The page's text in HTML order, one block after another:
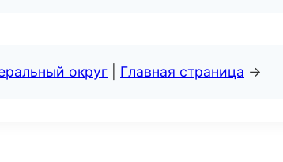
округ Главная страница →